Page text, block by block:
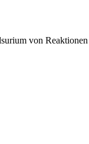
von